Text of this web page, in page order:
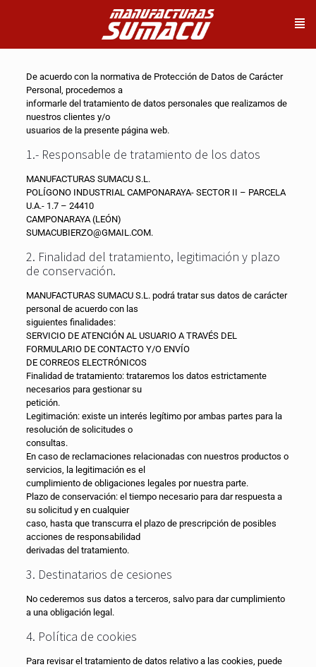
De acuerdo con la normativa de Protección de Datos de Carácter
Personal, procedemos a
informarle del tratamiento de datos personales que realizamos de
nuestros clientes y/o
usuarios de la presente página web.
1.- Responsable de tratamiento de los datos
MANUFACTURAS SUMACU S.L.
POLÍGONO INDUSTRIAL CAMPONARAYA- SECTOR II – PARCELA
U.A.- 1.7 – 24410
CAMPONARAYA (LEÓN)
SUMACUBIERZO@GMAIL.COM.
2. Finalidad del tratamiento, legitimación y plazo
de conservación.
MANUFACTURAS SUMACU S.L. podrá tratar sus datos de carácter
personal de acuerdo con las
siguientes finalidades:
SERVICIO DE ATENCIÓN AL USUARIO A TRAVÉS DEL
FORMULARIO DE CONTACTO Y/O ENVÍO
DE CORREOS ELECTRÓNICOS
Finalidad de tratamiento: trataremos los datos estrictamente
necesarios para gestionar su
petición.
Legitimación: existe un interés legítimo por ambas partes para la
resolución de solicitudes o
consultas.
En caso de reclamaciones relacionadas con nuestros productos o
servicios, la legitimación es el
cumplimiento de obligaciones legales por nuestra parte.
Plazo de conservación: el tiempo necesario para dar respuesta a
su solicitud y en cualquier
caso, hasta que transcurra el plazo de prescripción de posibles
acciones de responsabilidad
derivadas del tratamiento.
3. Destinatarios de cesiones
No cederemos sus datos a terceros, salvo para dar cumplimiento
a una obligación legal.
4. Política de cookies
Para revisar el tratamiento de datos relativo a las cookies, puede